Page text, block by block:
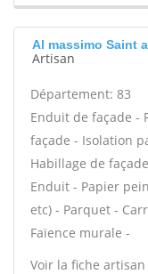
Al massimo Saint
Artisan
Département: 83
Enduit de façade -
façade - Isolation
Habillage de
Enduit - Papier
etc) - Parquet -
Faïence murale -
Voir la fiche artisan